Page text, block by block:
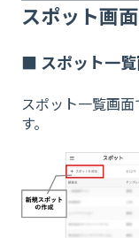
スポット画
■ スポット一覧
スポット一覧画
す。